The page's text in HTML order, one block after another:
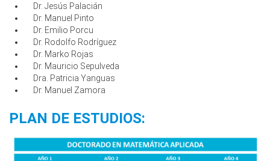
Dr. Jesús Palacián
Dr. Manuel Pinto
Dr. Emilio Porcu
Dr. Rodolfo Rodríguez
Dr. Marko Rojas
Dr. Mauricio Sepulveda
Dra. Patricia Yanguas
Dr. Manuel Zamora
PLAN DE ESTUDIOS: